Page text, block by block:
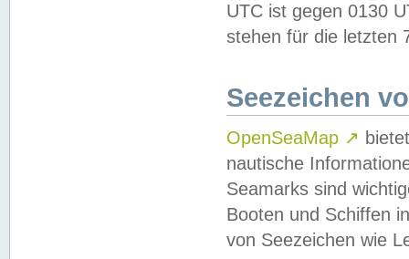
UTC ist gegen 0130
stehen für die letzten
Seezeichen
OpenSeaMap ↗
nautische
Seamarks sind
Booten und Schiffen
von Seezeichen wie